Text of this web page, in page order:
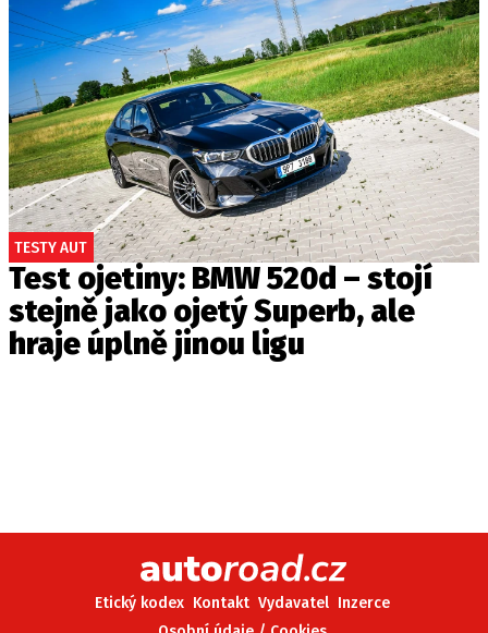
TESTY AUT
Test ojetiny: BMW 520d – stojí
stejně jako ojetý Superb, ale
hraje úplně jinou ligu
Etický kodex Kontakt Vydavatel Inzerce